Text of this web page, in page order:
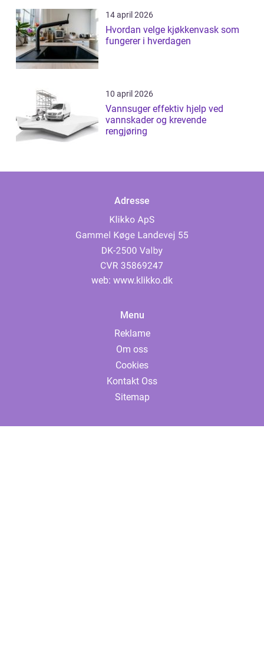
14 april 2026
Hvordan velge kjøkkenvask som
fungerer i hverdagen
10 april 2026
Vannsuger effektiv hjelp ved
vannskader og krevende
rengjøring
Adresse
web: www.klikko.dk
Menu
Reklame
Om oss
Cookies
Kontakt Oss
Sitemap